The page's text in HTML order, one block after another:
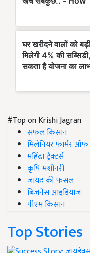
#Top on Krishi Jagran
सफल किसान
मिलेनियर फार्मर ऑफ
महिंद्रा ट्रैक्टर्स
कृषि मशीनरी
जायद की फसल
बिज़नेस आइडियाज
पीएम किसान
Top Stories